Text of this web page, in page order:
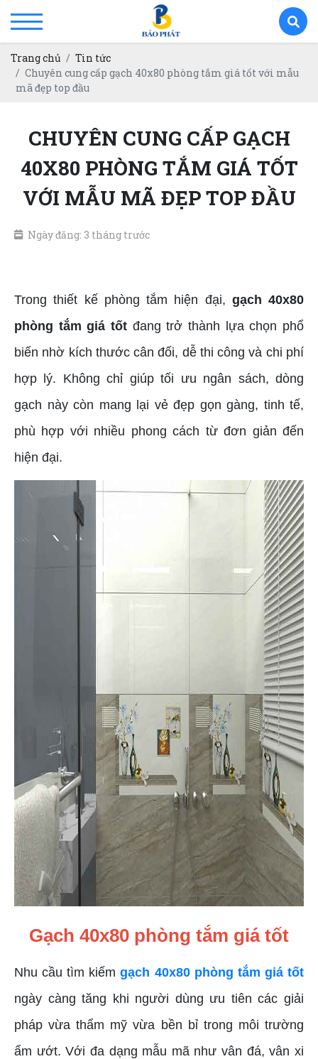
Trang chủ
Tin tức
Chuyên cung cấp gạch 40x80 phòng tắm giá tốt với mẫu
mã đẹp top đầu
CHUYÊN CUNG CẤP GẠCH
40X80 PHÒNG TẮM GIÁ TỐT
VỚI MẪU MÃ ĐẸP TOP ĐẦU
Ngày đăng: 3 tháng trước
Trong thiết kế phòng tắm hiện đại, gạch 40x80
phòng tắm giá tốt đang trở thành lựa chọn phổ
biến nhờ kích thước cân đối, dễ thi công và chi phí
hợp lý. Không chỉ giúp tối ưu ngân sách, dòng
gạch này còn mang lại vẻ đẹp gọn gàng, tinh tế,
phù hợp với nhiều phong cách từ đơn giản đến
hiện đại.
Gạch 40x80 phòng tắm giá tốt
Nhu cầu tìm kiếmgạch 40x80 phòng tắm giá tốt
ngày càng tăng khi người dùng ưu tiên các giải
pháp vừa thẩm mỹ vừa bền bỉ trong môi trường
ẩm ướt. Với đa dạng mẫu mã như vân đá, vân xi